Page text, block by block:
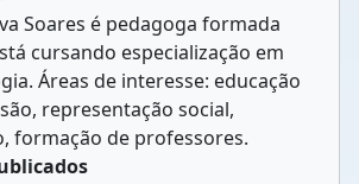
Soares é pedagoga formada
cursando especialização em
Áreas de interesse: educação
representação social,
formação de professores.